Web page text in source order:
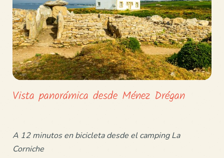
Vista panorámica desde Ménez Drégan
A 12 minutos en bicicleta desde el camping La
Corniche